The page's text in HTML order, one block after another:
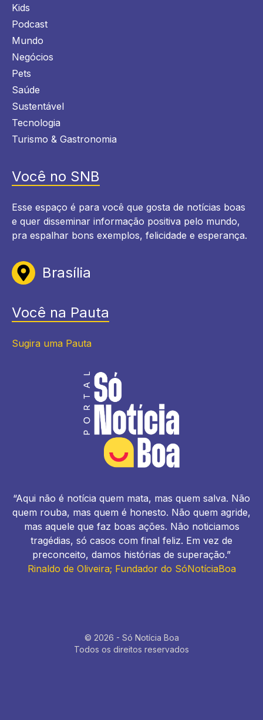
Kids
Podcast
Mundo
Negócios
Pets
Saúde
Sustentável
Tecnologia
Turismo & Gastronomia
Você no SNB
Esse espaço é para você que gosta de notícias boas
e quer disseminar informação positiva pelo mundo,
pra espalhar bons exemplos, felicidade e esperança.
Brasília
Você na Pauta
Sugira uma Pauta
“Aqui não é notícia quem mata, mas quem salva. Não
quem rouba, mas quem é honesto. Não quem agride,
mas aquele que faz boas ações. Não noticiamos
tragédias, só casos com final feliz. Em vez de
preconceito, damos histórias de superação.”
Rinaldo de Oliveira; Fundador do SóNotíciaBoa
© 2026 - Só Notícia Boa
Todos os direitos reservados